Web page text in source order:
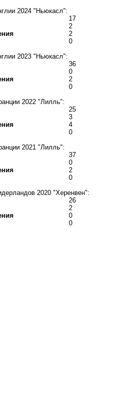
2024 "Ньюкасл":
17
2
2
0
2023 "Ньюкасл":
36
0
2
0
2022 "Лилль":
25
3
4
0
2021 "Лилль":
37
0
2
0
2020 "Херенвен":
26
2
0
0